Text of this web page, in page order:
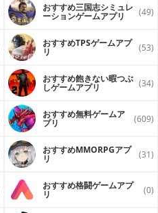
おすすめ三国志シミュレ
ーションゲームアプリ (49)
おすすめTPSゲームアプ
リ (53)
おすすめ飽きない暇つぶ
しゲームアプリ (34)
おすすめ無料ゲームア
プリ (609)
おすすめ MMORPGアプ
リ (31)
おすすめ格闘ゲームアプ
リ (0)